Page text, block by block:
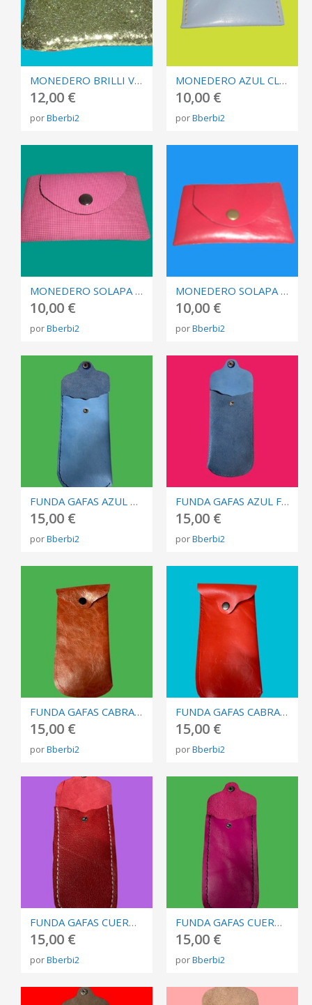
MONEDERO BRILLI VERDE Y CAMUFLAJE
12,00 €
porBberbi2
MONEDERO AZUL CLARO
10,00 €
porBberbi2
MONEDERO SOLAPA ROSA PIEL FANTASÍA
10,00 €
porBberbi2
MONEDERO SOLAPA ROJA
10,00 €
porBberbi2
FUNDA GAFAS AZUL CLARO
15,00 €
porBberbi2
FUNDA GAFAS AZUL FANTASÍA
15,00 €
porBberbi2
FUNDA GAFAS CABRA NARANJA FANTASÍA
15,00 €
porBberbi2
FUNDA GAFAS CABRA NARANJA
15,00 €
porBberbi2
FUNDA GAFAS CUERO VACUNO ROJA COSTURA BLANCA
15,00 €
porBberbi2
FUNDA GAFAS CUERO VACUNO ROSA COSTURA NEGRA
15,00 €
porBberbi2